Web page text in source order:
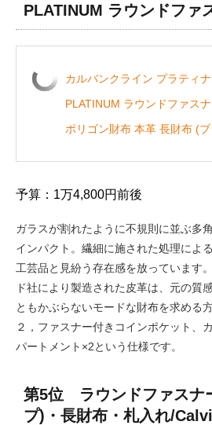
PLATINUM ラウンドファ
カルバンクライン プラティ
PLATINUM ラウンドファス
ポリゴン財布 本革 長財布 (
予算：1万4,800円前後
ガラスが割れたように不規則に並ぶ多
インパクト。繊細に施された処理によ
工芸品と見紛う存在感を放っています
ド社により製造された皮革は、元の質
ともかぶらないモードな財布を求める
２，ファスナー付きコインポケット、
パートメント×2という仕様です。
第5位 ラウンドファスナ
プ)・長財布・札入れ/